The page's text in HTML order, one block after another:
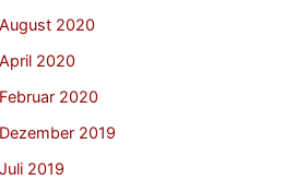
August 2020
April 2020
Februar 2020
Dezember 2019
Juli 2019